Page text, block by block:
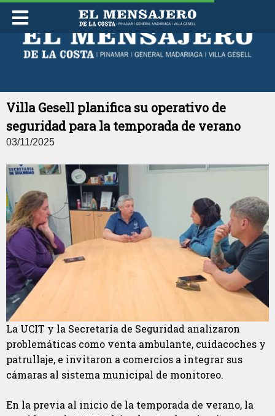
DOMINGO 09 DE AGOSTO DE 2026
Villa Gesell planifica su operativo de
seguridad para la temporada de verano
03/11/2025
La UCIT y la Secretaría de Seguridad analizaron
problemáticas como venta ambulante, cuidacoches y
patrullaje, e invitaron a comercios a integrar sus
cámaras al sistema municipal de monitoreo.
En la previa al inicio de la temporada de verano, la